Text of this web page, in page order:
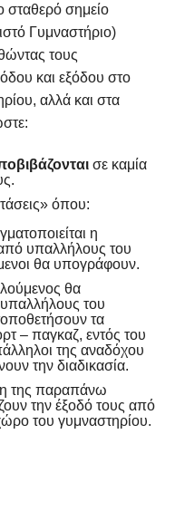
σταθερό σημείο
Γυμναστήριο)
τους
και εξόδου στο
αλλά και στα
σε καμία
όπου:
η
υπαλλήλους του
θα υπογράφουν.
θα
του
τα
– παγκαζ, εντός του
της αναδόχου
την διαδικασία.
της παραπάνω
την έξοδό τους από
του γυμναστηρίου.